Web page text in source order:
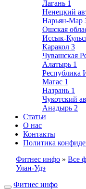
Лагань 1
Ненецкий
Нарьян-Мар
Ошская
Иссык-
Каракол 3
Чувашская
Алатырь 1
Республика
Магас 1
Назрань 1
Чукотский
Анадырь 2
Статьи
О нас
Контакты
Политика
Фитнес инфо » Все
Улан-Удэ
Фитнес инфо